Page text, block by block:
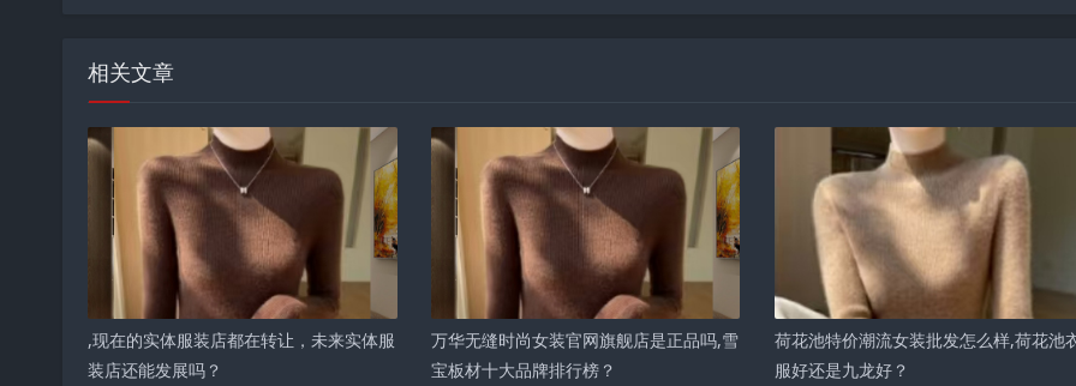
相关文章
,现在的实体服装店都在转让，未来实体服
装店还能发展吗？
万华无缝时尚女装官网旗舰店是正品吗,雪
宝板材十大品牌排行榜？
荷花池特价潮流女装批发怎么样,荷花池
服好还是九龙好？